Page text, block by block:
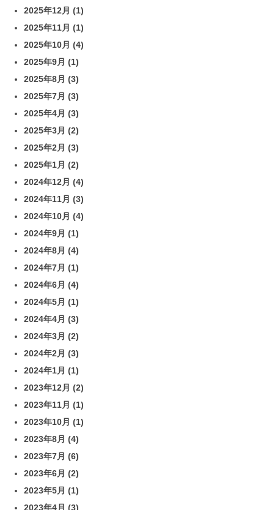
2025年12月 (1)
2025年11月 (1)
2025年10月 (4)
2025年9月 (1)
2025年8月 (3)
2025年7月 (3)
2025年4月 (3)
2025年3月 (2)
2025年2月 (3)
2025年1月 (2)
2024年12月 (4)
2024年11月 (3)
2024年10月 (4)
2024年9月 (1)
2024年8月 (4)
2024年7月 (1)
2024年6月 (4)
2024年5月 (1)
2024年4月 (3)
2024年3月 (2)
2024年2月 (3)
2024年1月 (1)
2023年12月 (2)
2023年11月 (1)
2023年10月 (1)
2023年8月 (4)
2023年7月 (6)
2023年6月 (2)
2023年5月 (1)
2023年4月 (3)